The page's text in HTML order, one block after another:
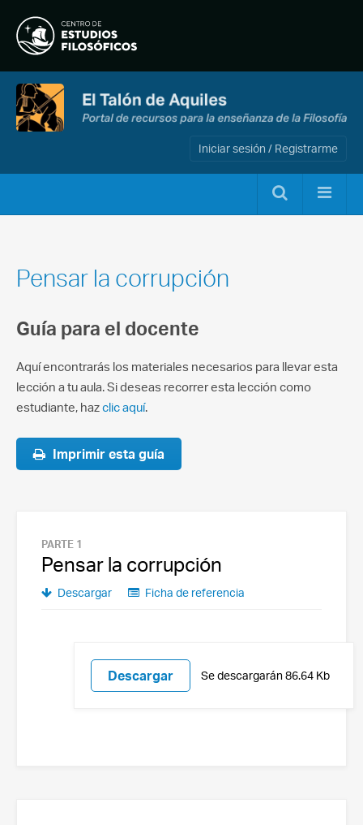
Iniciar sesión / Registrarme
Pensar la corrupción
Guía para el docente
Aquí encontrarás los materiales necesarios para llevar esta
lección a tu aula. Si deseas recorrer esta lección como
estudiante, hazclic aquí.
Imprimir esta guía
PARTE 1
Pensar la corrupción
Descargar Ficha de referencia
Descargar Se descargarán 86.64 Kb